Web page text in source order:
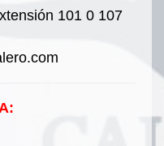
101 0 107